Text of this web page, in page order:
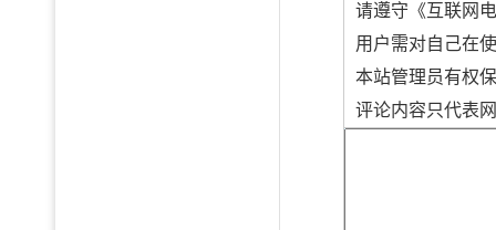
请遵守《互联网
用户需对自己在
本站管理员有权
评论内容只代表